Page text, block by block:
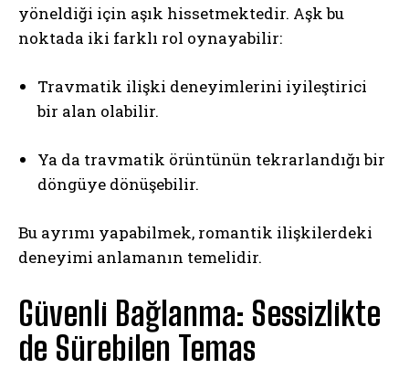
yöneldiği için aşık hissetmektedir. Aşk bu
noktada iki farklı rol oynayabilir:
Travmatik ilişki deneyimlerini iyileştirici
bir alan olabilir.
Ya da travmatik örüntünün tekrarlandığı bir
döngüye dönüşebilir.
Bu ayrımı yapabilmek, romantik ilişkilerdeki
deneyimi anlamanın temelidir.
Güvenli Bağlanma: Sessizlikte
de Sürebilen Temas